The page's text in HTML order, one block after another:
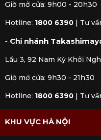
Giờ mở cửa: 9h00 - 20h30
Hotline: 1800 6390 Tư
- Chi nhánh
Lầu 3, 92 Nam Kỳ Khởi
Giờ mở cửa: 9h30 - 21h30
Hotline: 1800 6390 Tư
KHU VỰC HÀ NỘI